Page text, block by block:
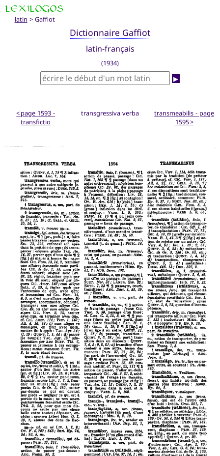
latin > Gaffiot
Dictionnaire Gaffiot
latin-français
(1934)
▶
< page 1593 -
transfictio
transgressiva verba
transmeabilis - page
1595 >